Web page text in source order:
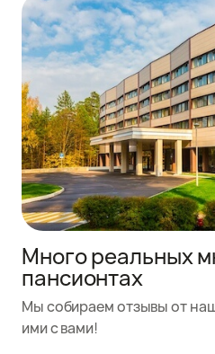
Много реальных
пансионтах
Мы собираем отзывы от
ими с вами!